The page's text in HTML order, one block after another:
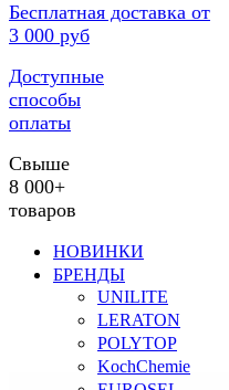
Бесплатная доставка от
3 000 руб
Доступные
способы
оплаты
Свыше
8 000+
товаров
НОВИНКИ
БРЕНДЫ
UNILITE
LERATON
POLYTOP
KochChemie